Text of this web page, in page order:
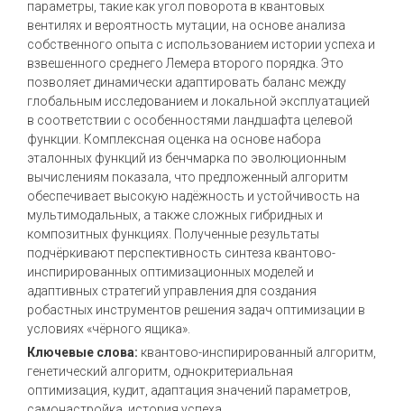
параметры, такие как угол поворота в квантовых
вентилях и вероятность мутации, на основе анализа
собственного опыта с использованием истории успеха и
взвешенного среднего Лемера второго порядка. Это
позволяет динамически адаптировать баланс между
глобальным исследованием и локальной эксплуатацией
в соответствии с особенностями ландшафта целевой
функции. Комплексная оценка на основе набора
эталонных функций из бенчмарка по эволюционным
вычислениям показала, что предложенный алгоритм
обеспечивает высокую надёжность и устойчивость на
мультимодальных, а также сложных гибридных и
композитных функциях. Полученные результаты
подчёркивают перспективность синтеза квантово-
инспирированных оптимизационных моделей и
адаптивных стратегий управления для создания
робастных инструментов решения задач оптимизации в
условиях «чёрного ящика».
Ключевые слова: квантово-инспирированный алгоритм,
генетический алгоритм, однокритериальная
оптимизация, кудит, адаптация значений параметров,